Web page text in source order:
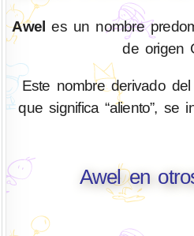
Awel es un nombre
de origen
Este nombre derivado
que significa “aliento”, se
Awel en